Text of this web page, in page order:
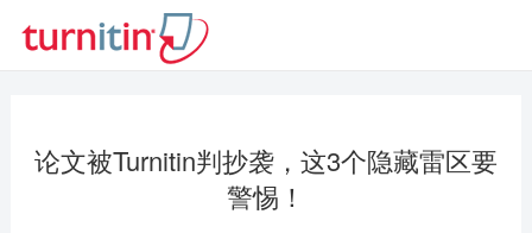
论文被Turnitin判抄袭，这3个隐藏雷区要
警惕！